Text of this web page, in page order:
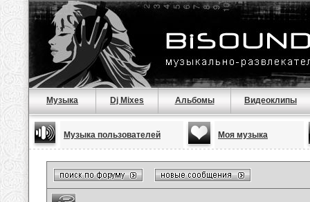
Музыка Dj Mixes Альбомы Видеоклипы
Музыка пользователей Моя музыка